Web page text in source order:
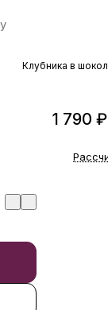
Клубника в
1 790 ₽